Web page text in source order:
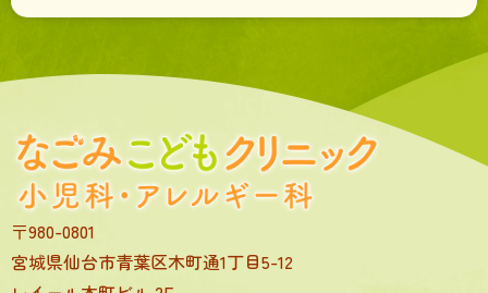
〒980-0801
宮城県仙台市青葉区木町通1丁目5-12